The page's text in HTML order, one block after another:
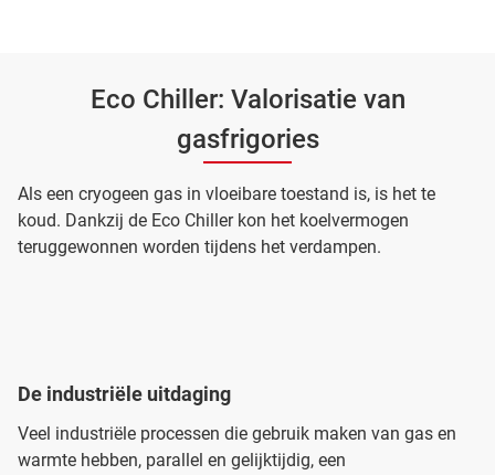
Eco Chiller: Valorisatie van
gasfrigories
Als een cryogeen gas in vloeibare toestand is, is het te
koud. Dankzij de Eco Chiller kon het koelvermogen
teruggewonnen worden tijdens het verdampen.
De industriële uitdaging
Veel industriële processen die gebruik maken van gas en
warmte hebben, parallel en gelijktijdig, een